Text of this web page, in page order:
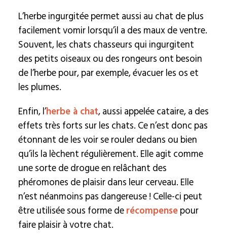
L’herbe ingurgitée permet aussi au chat de plus
facilement vomir lorsqu’il a des maux de ventre.
Souvent, les chats chasseurs qui ingurgitent
des petits oiseaux ou des rongeurs ont besoin
de l’herbe pour, par exemple, évacuer les os et
les plumes.
Enfin, l’herbe à chat, aussi appelée cataire, a des
effets très forts sur les chats. Ce n’est donc pas
étonnant de les voir se rouler dedans ou bien
qu’ils la lèchent régulièrement. Elle agit comme
une sorte de drogue en relâchant des
phéromones de plaisir dans leur cerveau. Elle
n’est néanmoins pas dangereuse ! Celle-ci peut
être utilisée sous forme derécompensepour
faire plaisir à votre chat.